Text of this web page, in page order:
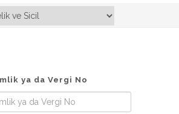
ya da Vergi No